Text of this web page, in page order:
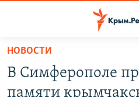
Вернуться
основному
содержанию
НОВОСТИ
СПЕЦПРОЕКТЫ
НОВОСТИ
В Симферополе
памяти